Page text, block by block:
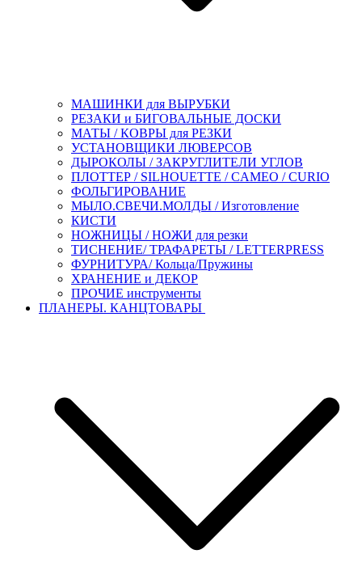
МАШИНКИ для ВЫРУБКИ
РЕЗАКИ и БИГОВАЛЬНЫЕ ДОСКИ
МАТЫ / КОВРЫ для РЕЗКИ
УСТАНОВЩИКИ ЛЮВЕРСОВ
ДЫРОКОЛЫ / ЗАКРУГЛИТЕЛИ УГЛОВ
ПЛОТТЕР / SILHOUETTE / CAMEO / CURIO
ФОЛЬГИРОВАНИЕ
МЫЛО.СВЕЧИ.МОЛДЫ / Изготовление
КИСТИ
НОЖНИЦЫ / НОЖИ для резки
ТИСНЕНИЕ/ ТРАФАРЕТЫ / LETTERPRESS
ФУРНИТУРА/ Кольца/Пружины
ХРАНЕНИЕ и ДЕКОР
ПРОЧИЕ инструменты
ПЛАНЕРЫ. КАНЦТОВАРЫ